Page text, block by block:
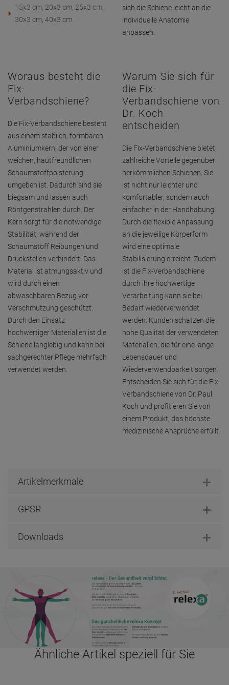
15x3 cm, 20x3 cm, 25x3 cm,
30x3 cm, 40x3 cm
sich die Schiene leicht an die
individuelle Anatomie
anpassen.
Woraus besteht die
Fix-
Verbandschiene?
Die Fix-Verbandschiene besteht
aus einem stabilen, formbaren
Aluminiumkern, der von einer
weichen, hautfreundlichen
Schaumstoffpolsterung
umgeben ist. Dadurch sind sie
biegsam und lassen auch
Röntgenstrahlen durch. Der
Kern sorgt für die notwendige
Stabilität, während der
Schaumstoff Reibungen und
Druckstellen verhindert. Das
Material ist atmungsaktiv und
wird durch einen
abwaschbaren Bezug vor
Verschmutzung geschützt.
Durch den Einsatz
hochwertiger Materialien ist die
Schiene langlebig und kann bei
sachgerechter Pflege mehrfach
verwendet werden.
Warum Sie sich für
die Fix-
Verbandschiene von
Dr. Koch
entscheiden
Die Fix-Verbandschiene bietet
zahlreiche Vorteile gegenüber
herkömmlichen Schienen. Sie
ist nicht nur leichter und
komfortabler, sondern auch
einfacher in der Handhabung.
Durch die flexible Anpassung
an die jeweilige Körperform
wird eine optimale
Stabilisierung erreicht. Zudem
ist die Fix-Verbandschiene
durch ihre hochwertige
Verarbeitung kann sie bei
Bedarf wiederverwendet
werden. Kunden schätzen die
hohe Qualität der verwendeten
Materialien, die für eine lange
Lebensdauer und
Wiederverwendbarkeit sorgen.
Entscheiden Sie sich für die Fix-
Verbandschiene von Dr. Paul
Koch und profitieren Sie von
einem Produkt, das höchste
medizinische Ansprüche erfüllt.
Artikelmerkmale
GPSR
Downloads
Ähnliche Artikel speziell für Sie